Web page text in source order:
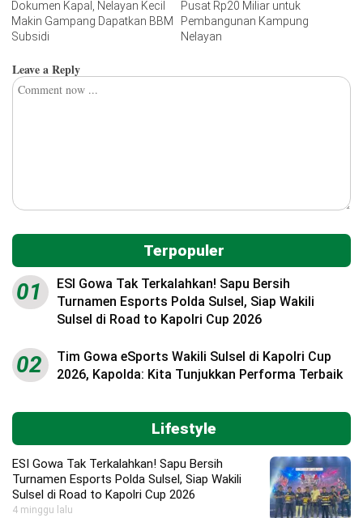
Dokumen Kapal, Nelayan Kecil
Makin Gampang Dapatkan BBM
Subsidi
Pusat Rp20 Miliar untuk
Pembangunan Kampung
Nelayan
Leave a Reply
Terpopuler
01
ESI Gowa Tak Terkalahkan! Sapu Bersih
Turnamen Esports Polda Sulsel, Siap Wakili
Sulsel di Road to Kapolri Cup 2026
02
Tim Gowa eSports Wakili Sulsel di Kapolri Cup
2026, Kapolda: Kita Tunjukkan Performa Terbaik
Lifestyle
ESI Gowa Tak Terkalahkan! Sapu Bersih
Turnamen Esports Polda Sulsel, Siap Wakili
Sulsel di Road to Kapolri Cup 2026
4 minggu lalu